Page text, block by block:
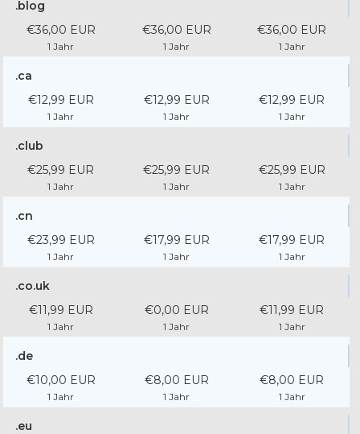
.blog
€36,00 EUR
1 Jahr
€36,00 EUR
1 Jahr
€36,00 EUR
1 Jahr
.ca
€12,99 EUR
1 Jahr
€12,99 EUR
1 Jahr
€12,99 EUR
1 Jahr
.club
€25,99 EUR
1 Jahr
€25,99 EUR
1 Jahr
€25,99 EUR
1 Jahr
.cn
€23,99 EUR
1 Jahr
€17,99 EUR
1 Jahr
€17,99 EUR
1 Jahr
.co.uk
€11,99 EUR
1 Jahr
€0,00 EUR
1 Jahr
€11,99 EUR
1 Jahr
.de
€10,00 EUR
1 Jahr
€8,00 EUR
1 Jahr
€8,00 EUR
1 Jahr
.eu